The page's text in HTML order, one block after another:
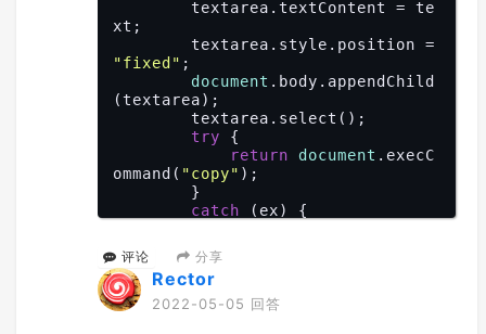
xt;
"fixed" ;
document .body.appendChild
(textarea);
try {
return
document .execC
ommand( "copy" );
catch (ex) {
        }
finally
hild(textarea);
评论 分享
Rector
2022-05-05 回答